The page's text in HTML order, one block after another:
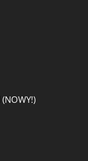
(NOWY!)